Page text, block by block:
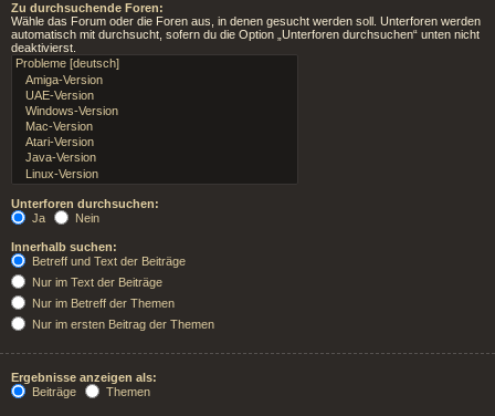
Zu durchsuchende Foren:
Wähle das Forum oder die Foren aus, in denen gesucht werden soll. Unterforen werden
automatisch mit durchsucht, sofern du die Option „Unterforen durchsuchen“ unten nicht
deaktivierst.
Unterforen durchsuchen:
Ja
Nein
Innerhalb suchen:
Betreff und Text der Beiträge
Nur im Text der Beiträge
Nur im Betreff der Themen
Nur im ersten Beitrag der Themen
Ergebnisse anzeigen als:
Beiträge
Themen